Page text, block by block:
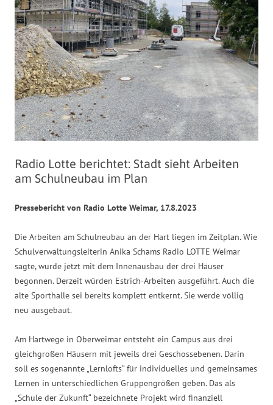
Radio Lotte berichtet: Stadt sieht Arbeiten
am Schulneubau im Plan
Pressebericht von Radio Lotte Weimar, 17.8.2023
Die Arbeiten am Schulneubau an der Hart liegen im Zeitplan. Wie
Schulverwaltungsleiterin Anika Schams Radio LOTTE Weimar
sagte, wurde jetzt mit dem Innenausbau der drei Häuser
begonnen. Derzeit würden Estrich-Arbeiten ausgeführt. Auch die
alte Sporthalle sei bereits komplett entkernt. Sie werde völlig
neu ausgebaut.
Am Hartwege in Oberweimar entsteht ein Campus aus drei
gleichgroßen Häusern mit jeweils drei Geschossebenen. Darin
soll es sogenannte „Lernlofts“ für individuelles und gemeinsames
Lernen in unterschiedlichen Gruppengrößen geben. Das als
„Schule der Zukunft“ bezeichnete Projekt wird finanziell